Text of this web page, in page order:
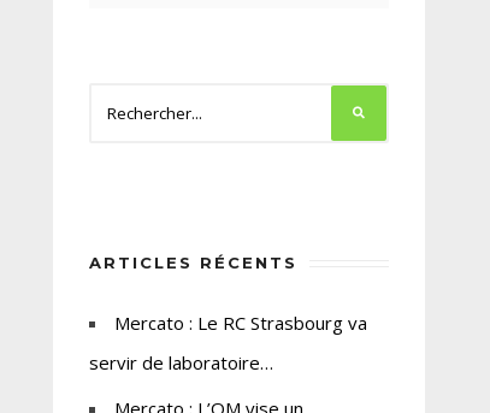
ARTICLES RÉCENTS
Mercato : Le RC Strasbourg va
servir de laboratoire…
Mercato : L’OM vise un